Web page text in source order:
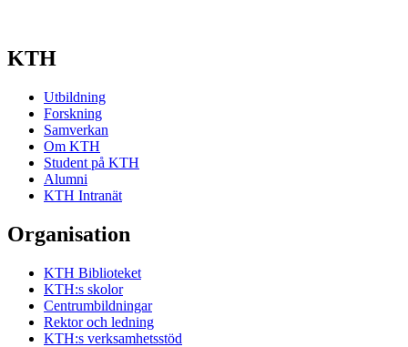
KTH
Utbildning
Forskning
Samverkan
Om KTH
Student på KTH
Alumni
KTH Intranät
Organisation
KTH Biblioteket
KTH:s skolor
Centrumbildningar
Rektor och ledning
KTH:s verksamhetsstöd